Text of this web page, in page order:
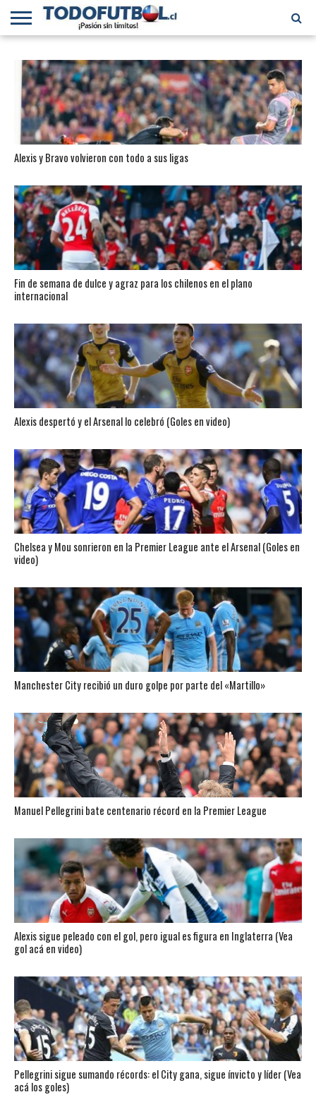
DIVISIÓN
PRIMERA
B
SELECCIÓN
CHILENA
CHILENOS
EN EL
MUNDO
FÚTBOL
INTERNACIONAL
Alexis y Bravo volvieron con todo a sus ligas
Fin de semana de dulce y agraz para los chilenos en el plano
internacional
Alexis despertó y el Arsenal lo celebró (Goles en video)
Chelsea y Mou sonrieron en la Premier League ante el Arsenal (Goles en
video)
Manchester City recibió un duro golpe por parte del «Martillo»
Manuel Pellegrini bate centenario récord en la Premier League
Alexis sigue peleado con el gol, pero igual es figura en Inglaterra (Vea
gol acá en video)
Pellegrini sigue sumando récords: el City gana, sigue ínvicto y líder (Vea
acá los goles)